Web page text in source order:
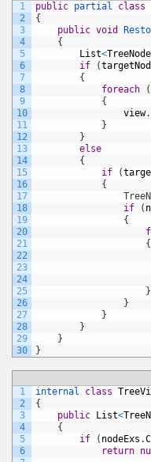
1
2
3
4
5
6
7
8
9
10
11
12
13
14
15
16
17
18
19
20
21
22
23
24
25
26
27
28
29
30
public partial class
{
public void
{
List<TreeNode
if
(
{
foreach
(
{
view.
}
}
else
{
if
(
{
TreeNode[]
if
(
{
{
}
}
}
}
}
}
1
2
3
4
5
6
internal class
{
public
List<
{
if
( nodeExs .
return